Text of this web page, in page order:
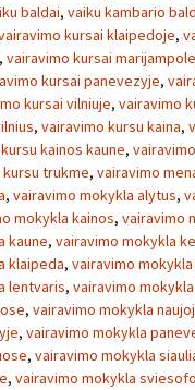
baldai, vaiku kambario
kursai klaipedoje,
, vairavimo kursai
kursai panevezyje,
kursai vilniuje, vairavimo
, vairavimo kursu kaina,
kainos kaune,
trukme, vairavimo
, vairavimo mokykla alytus,
mokykla kainos, vairavimo
kaune, vairavimo mokykla
klaipeda, vairavimo
lentvaris, vairavimo
, vairavimo mokykla
, vairavimo mokykla
, vairavimo mokykla
, vairavimo mokykla